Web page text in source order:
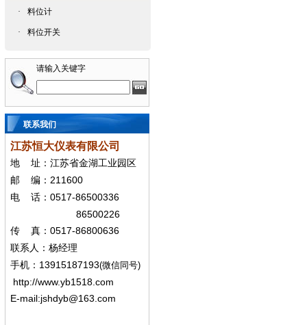
·
料位计
· 料位开关
请输入关键字
联系我们
江苏恒大仪表有限公司
地
址：江苏省金湖工业园区
邮
编： 211600
电 话： 0517-86500336
86500226
传 真： 0517-86800636
联系人：杨经理
手机 ： 13915187193(微信同号)
http://www.yb1518.com
E-mail:jshdyb@163.com